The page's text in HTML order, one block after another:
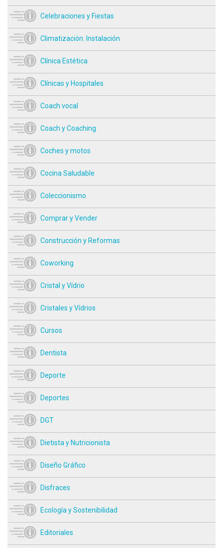
Celebraciones y Fiestas
Climatización. Instalación
Clínica Estética
Clínicas y Hospitales
Coach vocal
Coach y Coaching
Coches y motos
Cocina Saludable
Coleccionismo
Comprar y Vender
Construcción y Reformas
Coworking
Cristal y Vídrio
Cristales y Vídrios
Cursos
Dentista
Deporte
Deportes
DGT
Dietista y Nutricionista
Diseño Gráfico
Disfraces
Ecología y Sostenibilidad
Editoriales